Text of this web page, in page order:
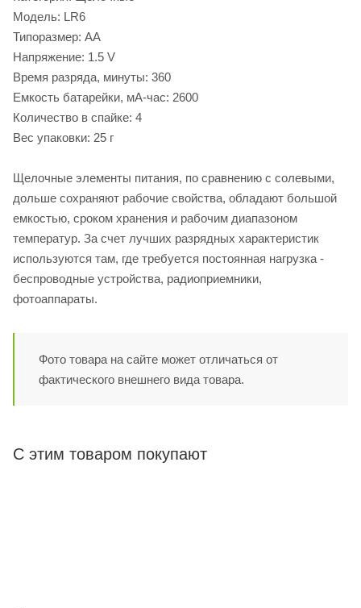
Модель: LR6
Типоразмер: AA
Напряжение: 1.5 V
Время разряда, минуты: 360
Емкость батарейки, мА-час: 2600
Количество в спайке: 4
Вес упаковки: 25 г
Щелочные элементы питания, по сравнению с солевыми,
дольше сохраняют рабочие свойства, обладают большой
емкостью, сроком хранения и рабочим диапазоном
температур. За счет лучших разрядных характеристик
используются там, где требуется постоянная нагрузка -
беспроводные устройства, радиоприемники,
фотоаппараты.
Фото товара на сайте может отличаться от
фактического внешнего вида товара.
С этим товаром покупают